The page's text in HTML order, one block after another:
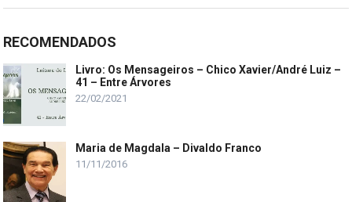
RECOMENDADOS
Livro: Os Mensageiros – Chico Xavier/André Luiz –
41 – Entre Árvores
22/02/2021
Maria de Magdala – Divaldo Franco
11/11/2016